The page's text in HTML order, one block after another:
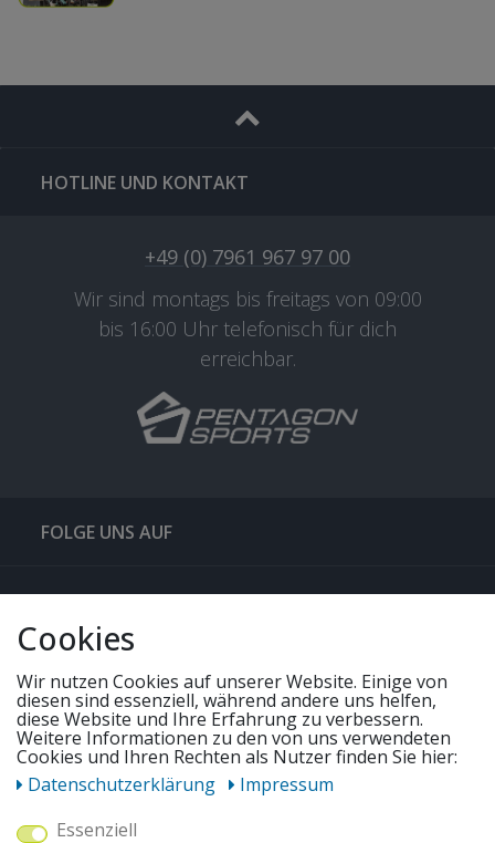
HOTLINE UND KONTAKT
+49 (0) 7961 967 97 00
Wir sind montags bis freitags von 09:00
bis 16:00 Uhr telefonisch für dich
erreichbar.
FOLGE UNS AUF
QUICKLINKS & TIPPS
UNSERE ANGEBOTE
Cookies
Wir nutzen Cookies auf unserer Website. Einige von
diesen sind essenziell, während andere uns helfen,
diese Website und Ihre Erfahrung zu verbessern.
Weitere Informationen zu den von uns verwendeten
Cookies und Ihren Rechten als Nutzer finden Sie hier:
Daten­schutz­erklärung
Impressum
Essenziell